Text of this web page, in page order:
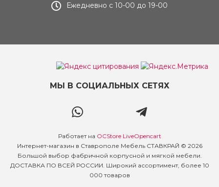
Ежедневно с 10-00 до 19-00
МЫ В СОЦИАЛЬНЫХ СЕТЯХ
Работает на OCStore LiveOpencart
Интернет-магазин в Ставрополе Мебель СТАВКРАЙ © 2026
Большой выбор фабричной корпусной и мягкой мебели.
ДОСТАВКА ПО ВСЕЙ РОССИИ. Широкий ассортимент, более 10
000 товаров